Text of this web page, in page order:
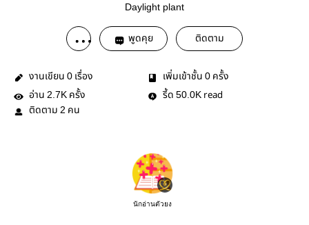
Daylight plant
พูดคุย ติดตาม
งานเขียน 0 เรื่อง เพิ่มเข้าชั้น 0 ครั้ง
อ่าน 2.7K ครั้ง รี้ด 50.0K read
ติดตาม 2 คน
นักอ่านตัวยง